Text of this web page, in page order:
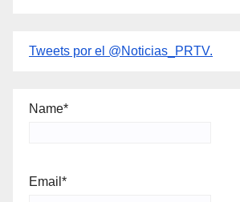
Tweets por el @Noticias_PRTV.
Name*
Email*